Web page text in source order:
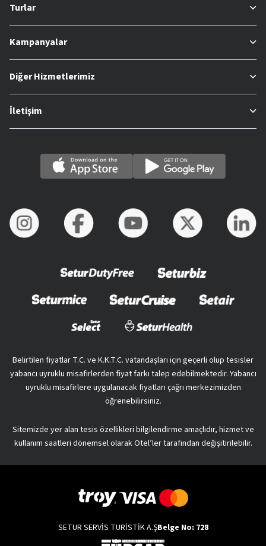
Turlar
Kampanyalar
Diğer Hizmetlerimiz
İletişim
Belirtilen fiyatlar T.C. ve K.K.T.C. vatandaşları için geçerli olup tesisler
yabancı uyruklu misafirlerden fiyat farkı talep edebilmektedir. Yabancı
uyruklu misafirlere uygulanacak fiyatları çağrı merkezimizden
öğrenebilirsiniz.
Sitemizde yer alan tesis özellikleri bilgilendirme amaçlıdır, hizmet ve
kullanım saatleri dönemsel olarak Otel’ler tarafından değişitirilebilir.
SETUR SERVİS TURİSTİK A.ŞBelge No: 728